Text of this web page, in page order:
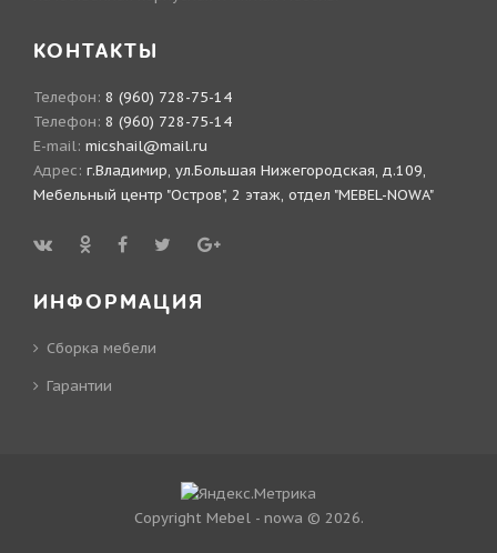
КОНТАКТЫ
Телефон: 8 (960) 728-75-14
Телефон: 8 (960) 728-75-14
E-mail: micshail@mail.ru
Адрес: г.Владимир, ул.Большая Нижегородская, д.109,
Мебельный центр "Остров", 2 этаж, отдел "MEBEL-NOWA"
ИНФОРМАЦИЯ
Сборка мебели
Гарантии
Copyright Mebel - nowa © 2026.